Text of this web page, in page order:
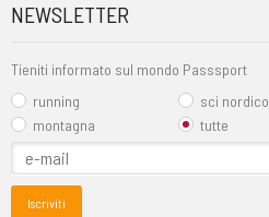
NEWSLETTER
Tieniti informato sul mondo Passsport
running
sci nordico
montagna
tutte
Iscriviti